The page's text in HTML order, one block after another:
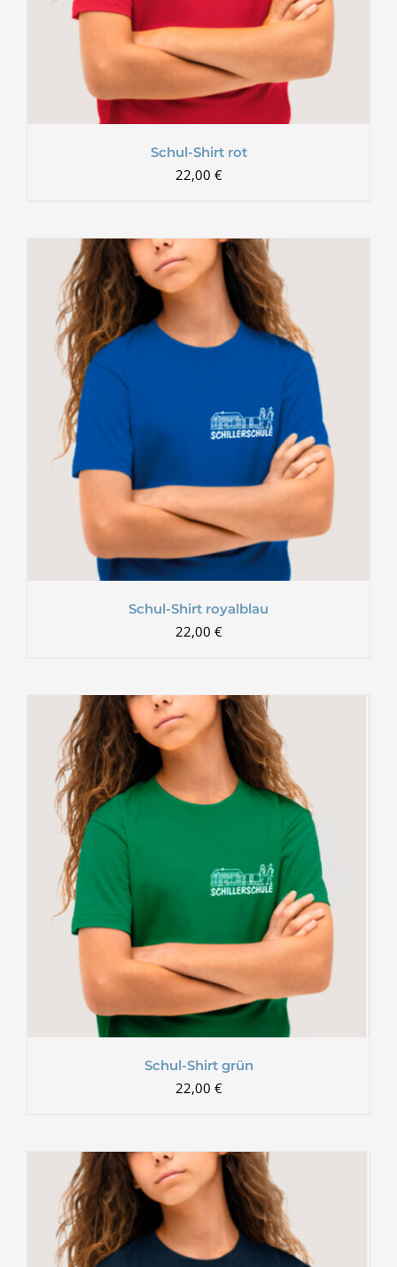
Schul-Shirt rot
22,00 €
Schul-Shirt royalblau
22,00 €
Schul-Shirt grün
22,00 €